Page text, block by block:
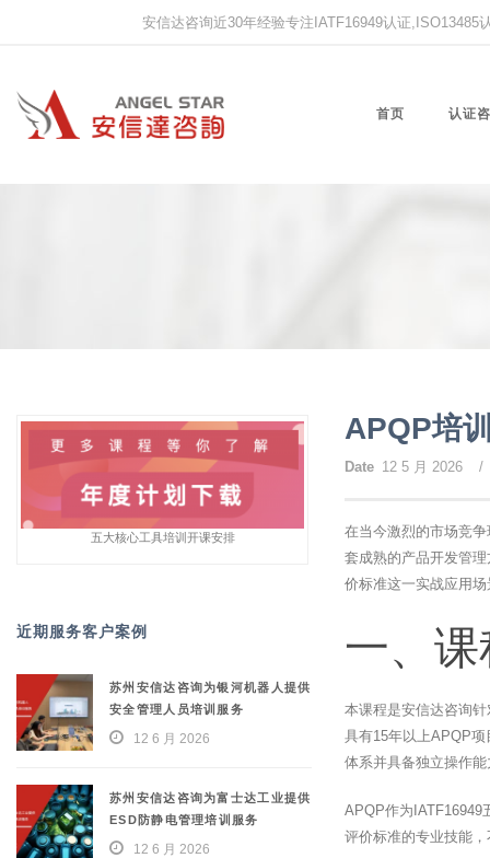
安信达咨询近30年经验专注IATF16949认证
首页 认证
APQP培
Date 12 5 月 2026 /
在当今激烈的市场竞
套成熟的产品开发管
价标准这一实战应用
一、
本课程是安信达咨询
具有15年以上APQP
体系并具备独立操作能
APQP作为
评价标准的专业技能
五大核心工具培训开课安排
近期服务客户案例
苏州安信达咨询为银河机器人提供
安全管理人员培训服务
12 6 月 2026
苏州安信达咨询为富士达工业提供
ESD防静电管理培训服务
12 6 月 2026